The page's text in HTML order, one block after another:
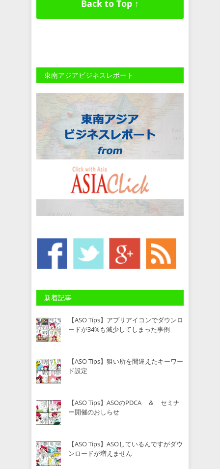
Back to Top ↑
東南アジアビジネスレポート
新着記事
【ASO Tips】アプリアイコンでダウンロ
ードが34%も減少してしまった事例
【ASO Tips】狙い所を間違えたキーワー
ド設定
【ASO Tips】ASOのPDCA ＆ セミナ
ー開催のおしらせ
【ASO Tips】ASOしているんですがダウ
ンロードが増えません